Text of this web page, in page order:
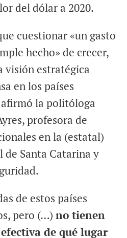
del dólar a 2020.
cuestionar «un gasto
hecho» de crecer,
visión estratégica
en los países
la politóloga
profesora de
en la (estatal)
de Santa Catarina y
de estos países
pero (…) no tienen
de qué lugar